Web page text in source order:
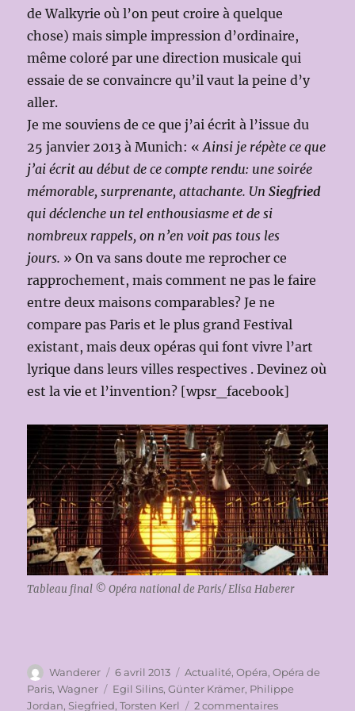
de Walkyrie où l’on peut croire à quelque
chose) mais simple impression d’ordinaire,
même coloré par une direction musicale qui
essaie de se convaincre qu’il vaut la peine d’y
aller.
Je me souviens de ce que j’ai écrit à l’issue du
25 janvier 2013 à Munich: «Ainsi je répète ce que
j’ai écrit au début de ce compte rendu: une soirée
mémorable, surprenante, attachante. UnSiegfried
qui déclenche un tel enthousiasme et de si
nombreux rappels, on n’en voit pas tous les
jours. » On va sans doute me reprocher ce
rapprochement, mais comment ne pas le faire
entre deux maisons comparables? Je ne
compare pas Paris et le plus grand Festival
existant, mais deux opéras qui font vivre l’art
lyrique dans leurs villes respectives . Devinez où
est la vie et l’invention? [wpsr_facebook]
Tableau final © Opéra national de Paris/ Elisa Haberer
Auteur
Wanderer
Publié
le
6 avril 2013 Catégories
Actualité,Opéra,Opéra de
Paris,Wagner Étiquettes
Egil Silins,Günter Krämer, Philippe
Jordan, Siegfried,Torsten Kerl 2 commentairessur